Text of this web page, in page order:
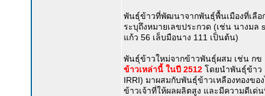
พันธุ์ข้าวที่พัฒนาจากพันธุ์พื้นเมืองที่เลือ
ระบุถึงหมายเลขประกวด (เช่น นางม
แก้ว 56 เล็บมือนาง 111 เป็นต้น)
พันธุ์ข้าวใหม่จากข้าวพันธุ์ผสม เช่น ก
ข้าวเหล่านี้ ในปี 2512 โดยนำพันธุ์ข้าว
IRRI) มาผสมกับพันธุ์ข้าวเหลืองทองข
ข้าวเจ้าที่ให้ผลผลิตสูง และมีความดีเด่